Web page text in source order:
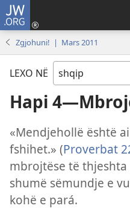
JW.ORG
Zgjohuni! | Mars 2011
LEXO NË
Hapi
«Mendjehollë është
fshihet.» (Proverbat
mbrojtëse të
shumë sëmundje e
kohë e pará.